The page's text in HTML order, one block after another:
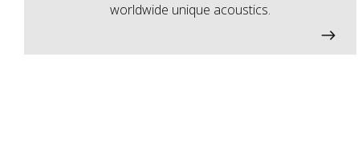
worldwide unique acoustics.